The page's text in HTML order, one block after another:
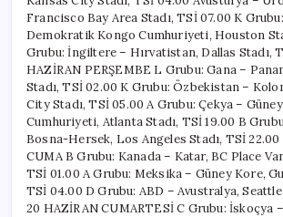
Francisco Bay Area Stadı, TSİ 07.00 K
Demokratik Kongo Cumhuriyeti, Houston
Grubu: İngiltere – Hırvatistan, Dallas Stadı,
HAZİRAN PERŞEMBE L Grubu: Gana –
Stadı, TSİ 02.00 K Grubu: Özbekistan –
City Stadı, TSİ 05.00 A Grubu: Çekya –
Cumhuriyeti, Atlanta Stadı, TSİ 19.00 B
Bosna-Hersek, Los Angeles Stadı, TSİ 22.00
CUMA B Grubu: Kanada – Katar, BC Place
TSİ 01.00 A Grubu: Meksika – Güney Kore,
TSİ 04.00 D Grubu: ABD – Avustralya, Seattle
20 HAZİRAN CUMARTESİ C Grubu: İskoçya